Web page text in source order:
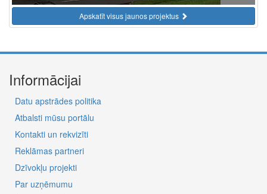
Apskatīt visus jaunos projektus
Informācijai
Datu apstrādes politika
Atbalsti mūsu portālu
Kontakti un rekvizīti
Reklāmas partneri
Dzīvokļu projekti
Par uzņēmumu